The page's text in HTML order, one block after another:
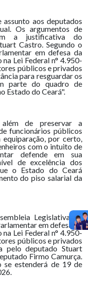
aos deputados
Os argumentos de
a justificativa do
Castro. Segundo o
em defesa da
Lei Federal n° 4.950-
públicos e privados
para resguardar os
parte do quadro de
Estado do Ceará".
de preservar a
funcionários públicos
equiparação, por certo,
com o intuito de
defende em sua
de excelência dos
o Estado do Ceará
do piso salarial da
Legislativa do
em defesa da
Lei Federal n° 4.950-
públicos e privados
pelo deputado Stuart
Firmo Camurça.
estenderá de 19 de